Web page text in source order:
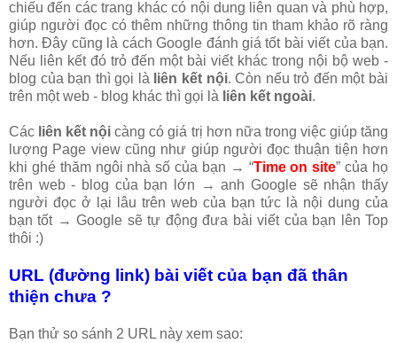
chiếu đến các trang khác có nội dung liên quan và phù hợp,
giúp người đọc có thêm những thông tin tham khảo rõ ràng
hơn. Đây cũng là cách Google đánh giá tốt bài viết của bạn.
Nếu liên kết đó trỏ đến một bài viết khác trong nội bộ web -
blog của bạn thì gọi là liên kết nội. Còn nếu trỏ đến một bài
trên một web - blog khác thì gọi là liên kết ngoài.
Các liên kết nội càng có giá trị hơn nữa trong việc giúp tăng
lượng Page view cũng như giúp người đọc thuận tiện hơn
khi ghé thăm ngôi nhà số của bạn → “Time on site” của họ
trên web - blog của bạn lớn → anh Google sẽ nhận thấy
người đọc ở lại lâu trên web của bạn tức là nội dung của
bạn tốt → Google sẽ tự động đưa bài viết của bạn lên Top
thôi :)
URL (đường link) bài viết của bạn đã thân
thiện chưa ?
Bạn thử so sánh 2 URL này xem sao: